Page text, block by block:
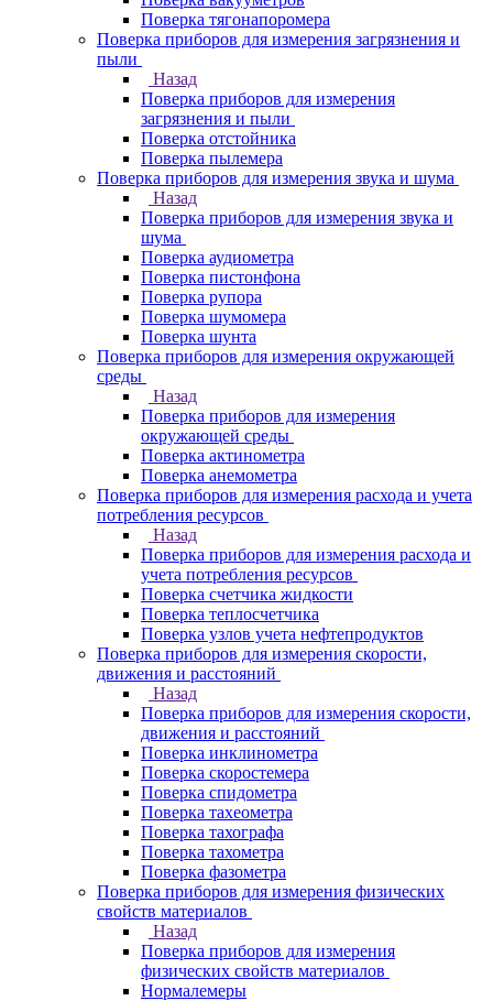
Поверка тягонапоромера
Поверка приборов для измерения загрязнения и
пыли
Назад
Поверка приборов для измерения
загрязнения и пыли
Поверка отстойника
Поверка пылемера
Поверка приборов для измерения звука и шума
Назад
Поверка приборов для измерения звука и
шума
Поверка аудиометра
Поверка пистонфона
Поверка рупора
Поверка шумомера
Поверка шунта
Поверка приборов для измерения окружающей
среды
Назад
Поверка приборов для измерения
окружающей среды
Поверка актинометра
Поверка анемометра
Поверка приборов для измерения расхода и учета
потребления ресурсов
Назад
Поверка приборов для измерения расхода и
учета потребления ресурсов
Поверка счетчика жидкости
Поверка теплосчетчика
Поверка узлов учета нефтепродуктов
Поверка приборов для измерения скорости,
движения и расстояний
Назад
Поверка приборов для измерения скорости,
движения и расстояний
Поверка инклинометра
Поверка скоростемера
Поверка спидометра
Поверка тахеометра
Поверка тахографа
Поверка тахометра
Поверка фазометра
Поверка приборов для измерения физических
свойств материалов
Назад
Поверка приборов для измерения
физических свойств материалов
Нормалемеры